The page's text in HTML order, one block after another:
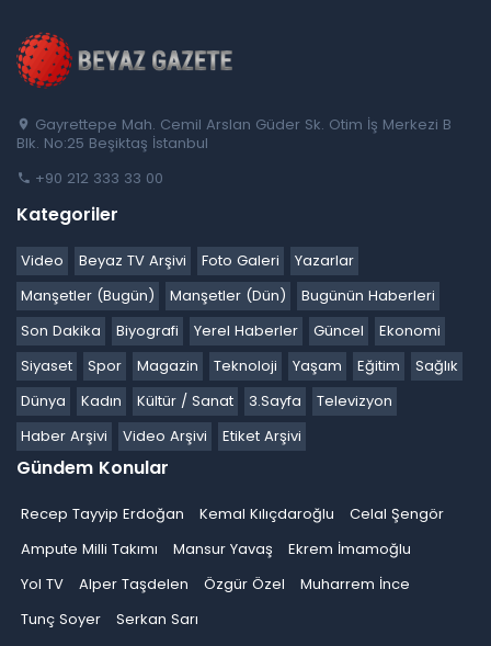
Gayrettepe Mah. Cemil Arslan Güder Sk. Otim İş Merkezi B
Blk. No:25 Beşiktaş İstanbul
+90 212 333 33 00
Kategoriler
Video Beyaz TV Arşivi Foto Galeri
Yazarlar
Manşetler (Bugün)
Manşetler (Dün)
Bugünün Haberleri
Son Dakika
Biyografi Yerel Haberler Güncel
Ekonomi
Siyaset
Spor Magazin Teknoloji Yaşam Eğitim
Sağlık
Dünya
Kadın Kültür / Sanat 3.Sayfa
Televizyon
Haber Arşivi
Video Arşivi Etiket Arşivi
Gündem Konular
Recep Tayyip Erdoğan Kemal Kılıçdaroğlu
Celal Şengör
Ampute Milli Takımı
Mansur Yavaş
Ekrem İmamoğlu
Yol TV
Alper Taşdelen Özgür Özel
Muharrem İnce
Tunç Soyer
Serkan Sarı